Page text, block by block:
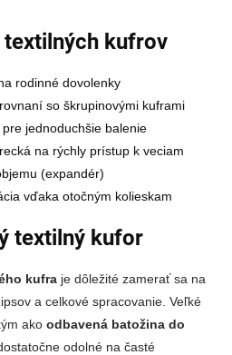
kufrov
rodinné dovolenky
so škrupinovými kuframi
jednoduchšie balenie
na rýchly prístup k veciam
(expandér)
vďaka otočným kolieskam
textilný kufor
kufra je dôležité zamerať sa na
a celkové spracovanie. Veľké
ako odbavená batožina do
odolné na časté